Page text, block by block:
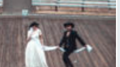
sākas Valmieras vasaras teātra